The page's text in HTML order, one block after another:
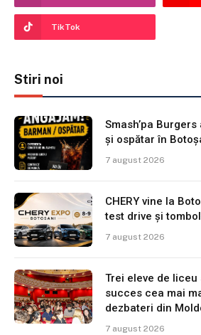
TikTok
Stiri noi
Smash’pa
și ospătar în
7 august 2026
CHERY vine la
test drive și
7 august 2026
Trei eleve de
succes cea mai
dezbateri din
7 august 2026